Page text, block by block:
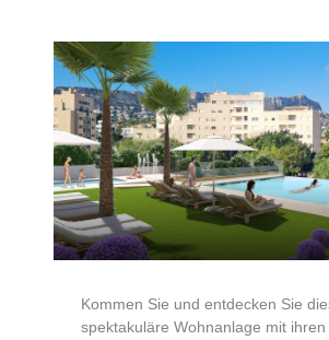
Kommen Sie und entdecken Sie
spektakuläre Wohnanlage mit ihren